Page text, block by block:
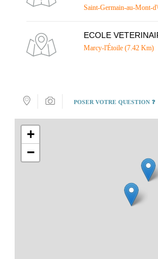
Saint-Germain-au-Mont-
ECOLE
Marcy-l'Étoile (7.42 Km)
POSER VOTRE QUESTION ❓
+
−